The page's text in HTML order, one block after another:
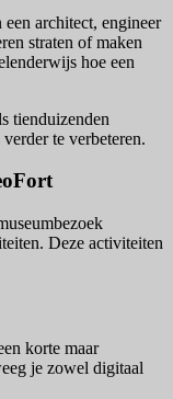
architect, engineer
straten of maken
hoe een
tienduizenden
te verbeteren.
Deze activiteiten
korte maar
je zowel digitaal